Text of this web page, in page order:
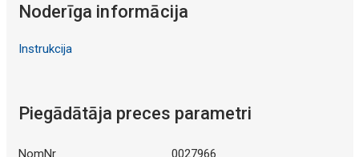
Noderīga informācija
Instrukcija
Piegādātāja preces parametri